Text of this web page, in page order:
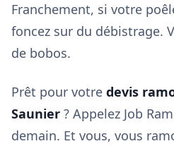
Franchement, si votre
foncez sur du débistrage.
de bobos.
Prêt pour votre devis
Saunier ? Appelez Job
demain. Et vous, vous